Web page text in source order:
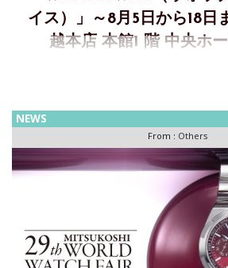
イス）」～8月5日から18日
越本店 本館1 階 中央ホ
スイス時計産業の魅力を幅広い世代に
ション「WATCH.SWISS（ウォッチ・
イン会場に登場「WATCH.SWISS」は
NEWS
From : Others